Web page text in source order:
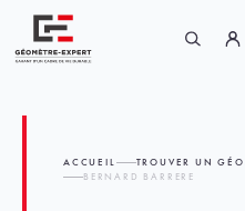
ACCUEIL
TROUVER UN
BERNARD BARRERE
Panneau de gestion des cookies